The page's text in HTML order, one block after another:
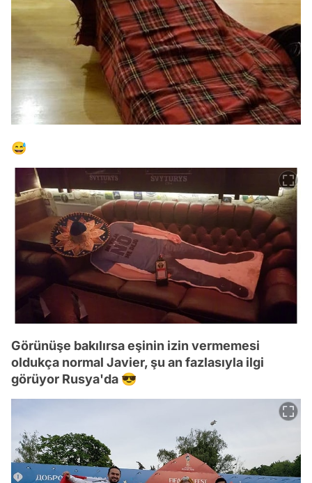
😅
Görünüşe bakılırsa eşinin izin vermemesi
oldukça normal Javier, şu an fazlasıyla ilgi
görüyor Rusya'da 😎